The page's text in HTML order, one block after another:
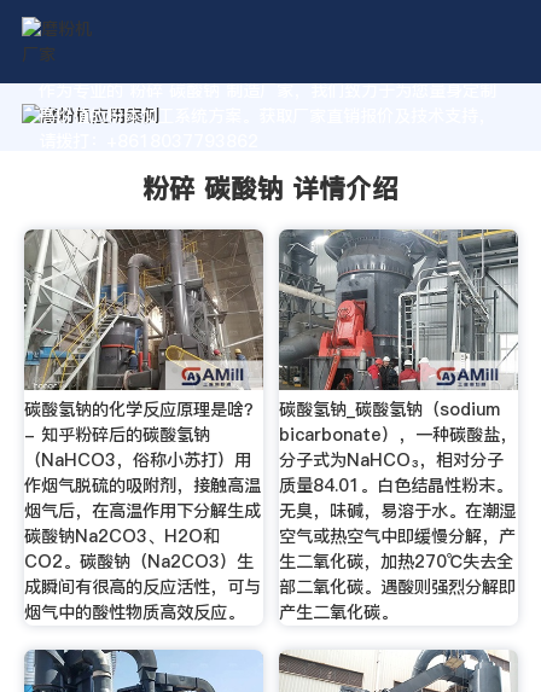
作为专业的 粉碎 碳酸钠 制造厂家，我们致力于为您量身定制
高价值的粉体加工系统方案。获取厂家直销报价及技术支持，
粉碎 碳酸钠 详情介绍
碳酸氢钠的化学反应原理是啥？
- 知乎粉碎后的碳酸氢钠
（NaHCO3，俗称小苏打）用
作烟气脱硫的吸附剂，接触高温
烟气后，在高温作用下分解生成
碳酸钠Na2CO3、H2O和
CO2。碳酸钠（Na2CO3）生
成瞬间有很高的反应活性，可与
烟气中的酸性物质高效反应。
碳酸氢钠_碳酸氢钠（sodium
bicarbonate），一种碳酸盐，
分子式为NaHCO₃，相对分子
质量84.01。白色结晶性粉末。
无臭，味碱，易溶于水。在潮湿
空气或热空气中即缓慢分解，产
生二氧化碳，加热270℃失去全
部二氧化碳。遇酸则强烈分解即
产生二氧化碳。